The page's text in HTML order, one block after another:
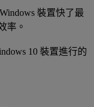
裝置快了最
率。
10 裝置進行的